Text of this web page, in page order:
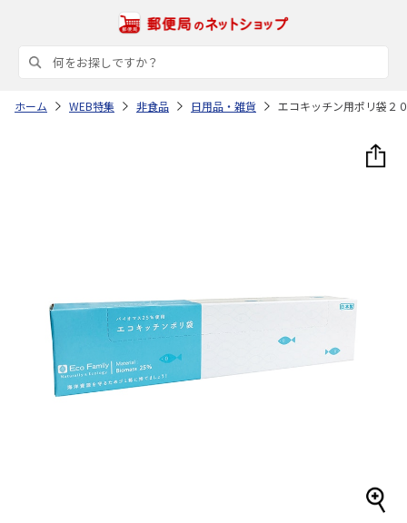
ホーム WEB特集 非食品 日用品・雑貨 エコキッチン用ポリ袋